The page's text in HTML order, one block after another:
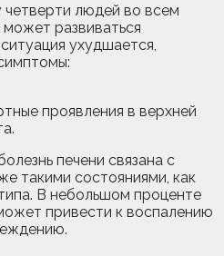
четверти людей во всем
развиваться
ухудшается,
проявления в верхней
печени связана с
такими состояниями, как
В небольшом проценте
привести к воспалению